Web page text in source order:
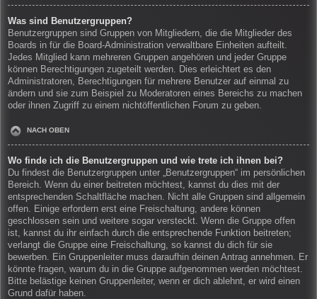
Was sind Benutzergruppen?
Benutzergruppen sind Gruppen von Mitgliedern, die die Mitglieder des
Boards in für die Board-Administration verwaltbare Einheiten aufteilt.
Jedes Mitglied kann mehreren Gruppen angehören und jeder Gruppe
können Berechtigungen zugeteilt werden. Dies erleichtert es den
Administratoren, Berechtigungen für mehrere Benutzer auf einmal zu
ändern und sie zum Beispiel zu Moderatoren eines Bereichs zu machen
oder ihnen Zugriff zu einem nichtöffentlichen Forum zu geben.
NACH OBEN
Wo finde ich die Benutzergruppen und wie trete ich ihnen bei?
Du findest die Benutzergruppen unter „Benutzergruppen“ im persönlichen
Bereich. Wenn du einer beitreten möchtest, kannst du dies mit der
entsprechenden Schaltfläche machen. Nicht alle Gruppen sind allgemein
offen. Einige erfordern erst eine Freischaltung, andere können
geschlossen sein und weitere sogar versteckt. Wenn die Gruppe offen
ist, kannst du ihr einfach durch die entsprechende Funktion beitreten;
verlangt die Gruppe eine Freischaltung, so kannst du dich für sie
bewerben. Ein Gruppenleiter muss daraufhin deinen Antrag annehmen. Er
könnte fragen, warum du in die Gruppe aufgenommen werden möchtest.
Bitte belästige keinen Gruppenleiter, wenn er dich ablehnt, er wird einen
Grund dafür haben.